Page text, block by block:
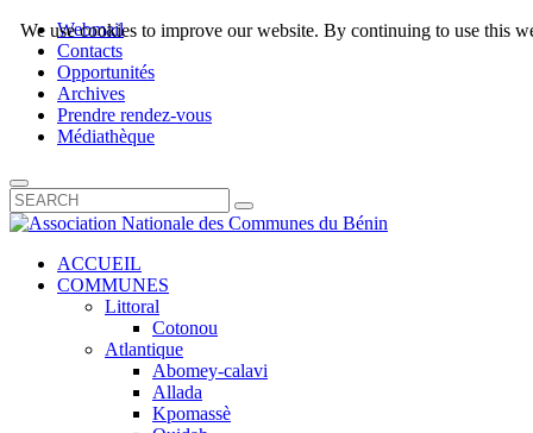
Webmail
Contacts
Opportunités
Archives
Prendre rendez-vous
Médiathèque
ACCUEIL
COMMUNES
Littoral
Cotonou
Atlantique
Abomey-calavi
Allada
Kpomassè
We use cookies to improve our website. By continuing to use this